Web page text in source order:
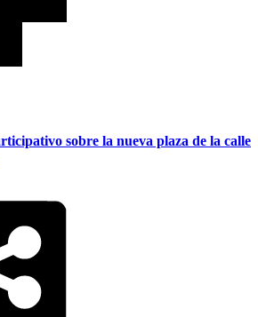
sobre la nueva plaza de la calle